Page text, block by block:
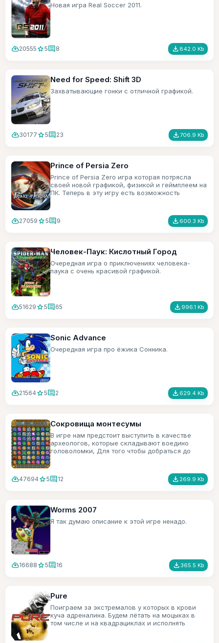
Новая игра Real Soccer 2011.
cloud_download20555 star5comment8 file_download 842.0 Kb
Need for Speed: Shift 3D
Захватывающие гонки с отличной графикой.
cloud_download30177 star5comment23 file_download706.9 Kb
Prince of Persia Zero
Prince of Persia Zero игра которая потрясла
своей новой графикой, физикой и геймплеем на
ПК. Теперь в эту игру есть возможность
cloud_download27059 star5comment9 file_download 600.3 Kb
Человек-Паук: Кислотный Город
Очередная игра о приключениях человека-
паука с очень красивой графикой.
cloud_download51629 star5comment65 file_download 996.1 Kb
Sonic Advance
Очередная игра про ёжика Сонника.
cloud_download21564 star5comment2 file_download 629.4 Kb
Сокровища монтесумы
В игре нам предстоит выступить в качестве
археологов, которые складывают воедино
головоломки, Для того чтобы добраться до
cloud_download47694 star5comment12 file_download 269.9 Kb
Worms 2007
Я так думаю описание к этой игре ненадо.
cloud_download16688 star5comment16 file_download 365.5 Kb
Pure
Поиграем за экстремалов у которых в крови
куча адреналина. Будем лётать на моцыках в
том числе и на квадрациклах и исполнять